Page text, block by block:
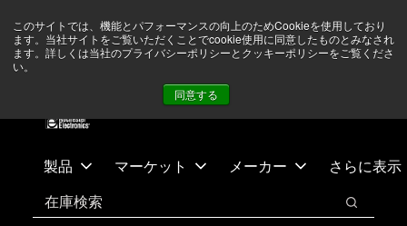
このサイトでは、機能とパフォーマンスの向上のためCookieを使用しており
ます。当社サイトをご覧いただくことでcookie使用に同意したものとみなされ
ます。詳しくは当社のプライバシーポリシーとクッキーポリシーをご覧くださ
い。
同意する
テ
ス
ありません 詳しい情報はこちら➜
製品 マーケット メーカー さらに表示
検索
検索